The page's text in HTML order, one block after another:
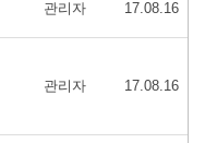
관리자 17.08.16
관리자 17.08.16